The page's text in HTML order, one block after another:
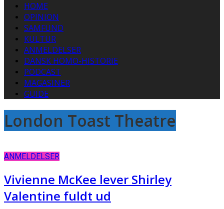
HOME
OPINION
SAMFUND
KULTUR
ANMELDELSER
DANSK HOMO-HISTORIE
PODCAST
MAGASINER
GUIDE
London Toast Theatre
ANMELDELSER
Vivienne McKee lever Shirley
Valentine fuldt ud